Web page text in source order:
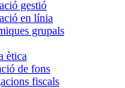
gestió
en línia
grupals
ètica
de fons
fiscals